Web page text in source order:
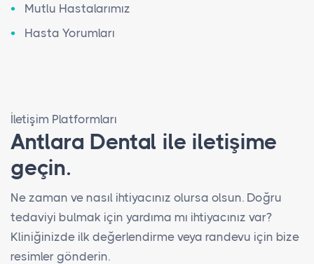
Mutlu Hastalarımız
Hasta Yorumları
İletişim Platformları
Antlara Dental ile iletişime
geçin.
Ne zaman ve nasıl ihtiyacınız olursa olsun. Doğru
tedaviyi bulmak için yardıma mı ihtiyacınız var?
Kliniğinizde ilk değerlendirme veya randevu için bize
resimler gönderin.